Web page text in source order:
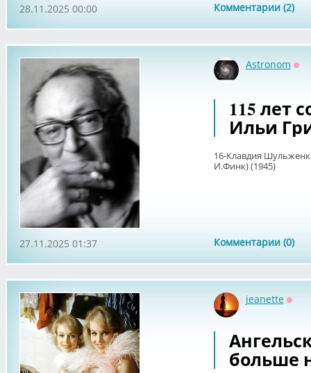
Комментарии (2)
28.11.2025 00:00
Astronom
115 лет
Ильи
16-Клавдия
И.Финк) (1945)
Комментарии (0)
27.11.2025 01:37
jeanette
больше